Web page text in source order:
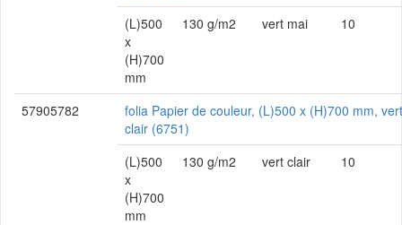
(L)500
x
(H)700
mm
130 g/m2 vert mai 10
57905782
folia Papier de couleur, (L)500 x (H)700 mm, vert
clair (6751)
(L)500
x
(H)700
mm
130 g/m2 vert clair 10